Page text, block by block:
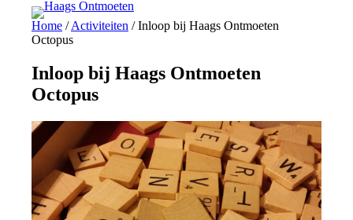
Home /Activiteiten /Inloop bij Haags Ontmoeten
Octopus
Inloop bij Haags Ontmoeten
Octopus